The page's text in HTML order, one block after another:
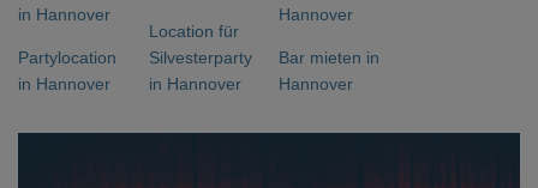
in Hannover
Partylocation
in Hannover
Location für
Silvesterparty
in Hannover
Hannover
Bar mieten in
Hannover